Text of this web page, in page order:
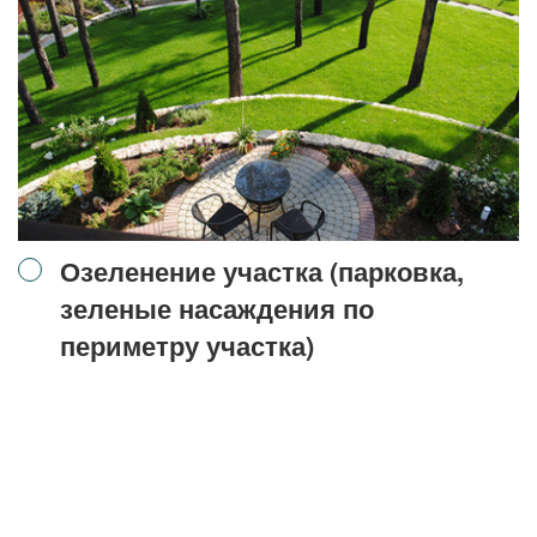
Озеленение участка (парковка,
зеленые насаждения по
периметру участка)